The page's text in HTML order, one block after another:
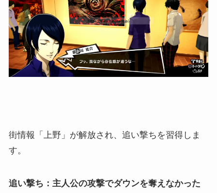
街情報「上野」が解放され、追い撃ちを習得しま
す。
追い撃ち：主人公の攻撃でダウンを奪えなかった